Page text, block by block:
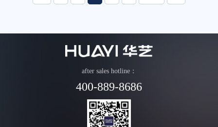
after sales hotline：
400-889-8686